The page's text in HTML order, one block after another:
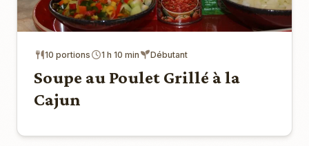
10 portions 1 h 10 min Débutant
Soupe au Poulet Grillé à la
Cajun